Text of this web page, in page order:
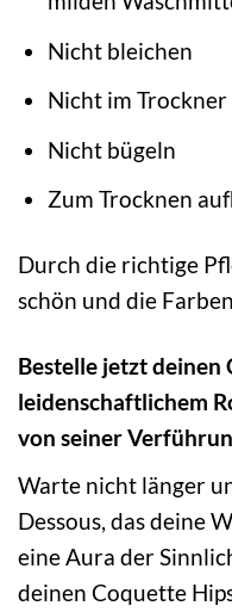
Nicht bleichen
Nicht im
Nicht bügeln
Zum Trocknen
Durch die richtige
schön und die
Bestelle jetzt deinen
leidenschaftlichem
von seiner
Warte nicht länger
Dessous, das deine
eine Aura der
deinen Coquette